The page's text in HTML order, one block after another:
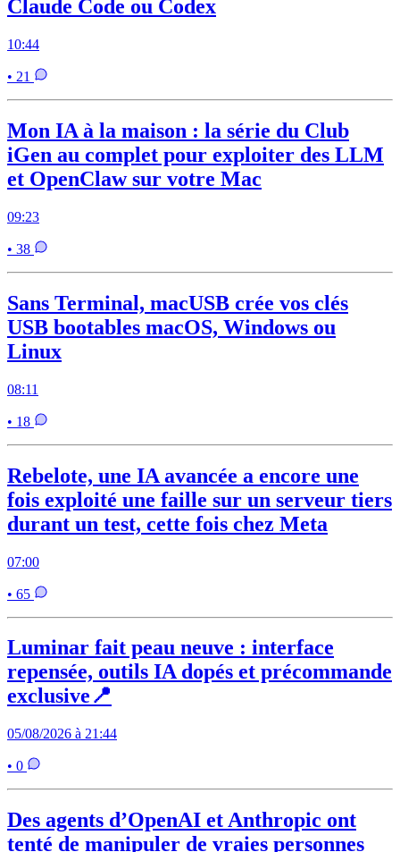
Claude Code ou Codex
10:44
• 21
Mon IA à la maison : la série du Club
iGen au complet pour exploiter des LLM
et OpenClaw sur votre Mac
09:23
• 38
Sans Terminal, macUSB crée vos clés
USB bootables macOS, Windows ou
Linux
08:11
• 18
Rebelote, une IA avancée a encore une
fois exploité une faille sur un serveur tiers
durant un test, cette fois chez Meta
07:00
• 65
Luminar fait peau neuve : interface
repensée, outils IA dopés et précommande
exclusive📍
05/08/2026 à 21:44
• 0
Des agents d’OpenAI et Anthropic ont
tenté de manipuler de vraies personnes